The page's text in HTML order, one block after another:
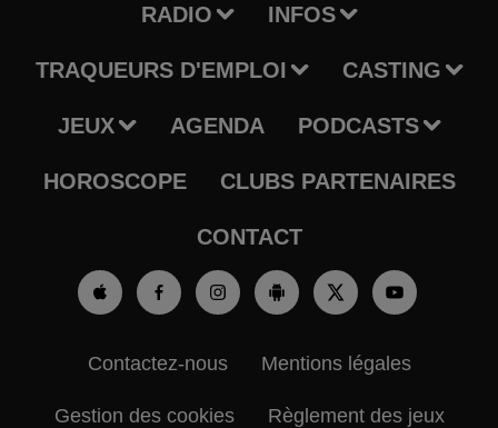
RADIO INFOS
TRAQUEURS D'EMPLOI CASTING
JEUX AGENDA PODCASTS
HOROSCOPE CLUBS PARTENAIRES
CONTACT
Contactez-nous Mentions légales
Gestion des cookies Règlement des jeux